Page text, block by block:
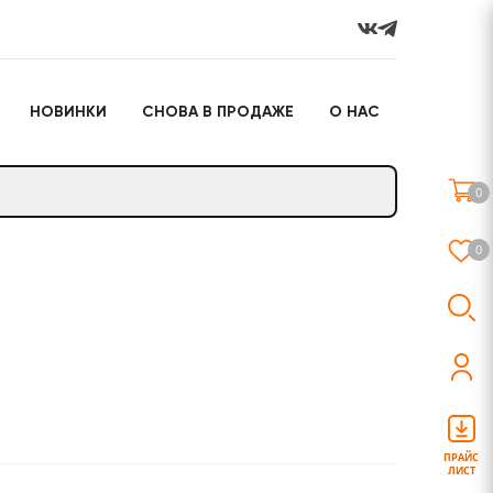
НОВИНКИ СНОВА В ПРОДАЖЕ О НАС
Настольные игры
Подарочные наборы
Слайм
0
0
ПРАЙС
ЛИСТ